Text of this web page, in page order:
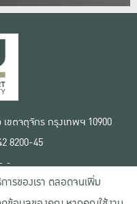
ขตจตุจักร กรุงเทพฯ 10900
8200-45
บไซต์
งาน
นตัว
ารของเรา ตลอดจนเพิ่ม